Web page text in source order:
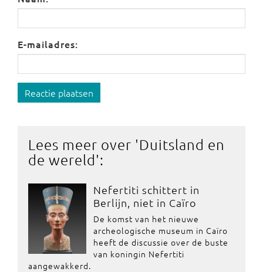
E-mailadres:
Reactie plaatsen
Lees meer over 'Duitsland en
de wereld':
Nefertiti schittert in
Berlijn, niet in Caïro
De komst van het nieuwe
archeologische museum in Caïro
heeft de discussie over de buste
van koningin Nefertiti
aangewakkerd.